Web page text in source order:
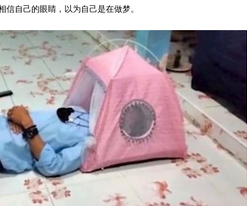
自己的眼睛，以为自己是在做梦。